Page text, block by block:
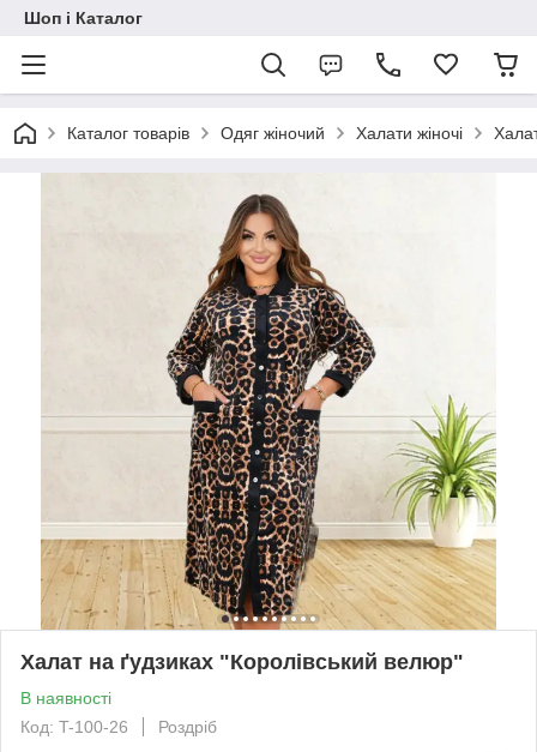
Шоп і Каталог
Каталог товарів Одяг жіночий Халати жіночі
Халат на ґудзиках "Королівський велюр"
В наявності
Код: T-100-26
Роздріб